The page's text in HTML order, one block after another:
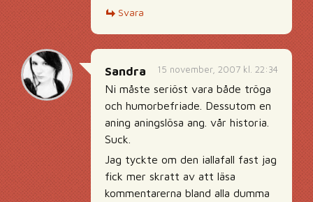
Svara
15 november, 2007 kl. 22:34
Sandra
Ni måste seriöst vara både tröga
och humorbefriade. Dessutom en
aning aningslösa ang. vår historia.
Suck.
Jag tyckte om den iallafall fast jag
fick mer skratt av att läsa
kommentarerna bland alla dumma